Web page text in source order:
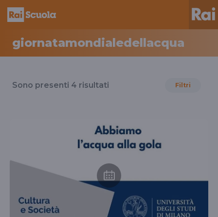
giornatamondialedellacqua
ilSono presenti 4 risultati Filtri